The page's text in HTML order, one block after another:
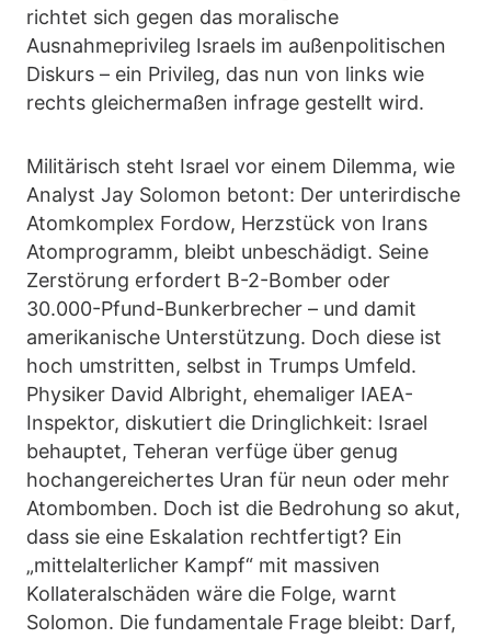
richtet sich gegen das moralische
Ausnahmeprivileg Israels im außenpolitischen
Diskurs – ein Privileg, das nun von links wie
rechts gleichermaßen infrage gestellt wird.
Militärisch steht Israel vor einem Dilemma, wie
Analyst Jay Solomon betont: Der unterirdische
Atomkomplex Fordow, Herzstück von Irans
Atomprogramm, bleibt unbeschädigt. Seine
Zerstörung erfordert B-2-Bomber oder
30.000-Pfund-Bunkerbrecher – und damit
amerikanische Unterstützung. Doch diese ist
hoch umstritten, selbst in Trumps Umfeld.
Physiker David Albright, ehemaliger IAEA-
Inspektor, diskutiert die Dringlichkeit: Israel
behauptet, Teheran verfüge über genug
hochangereichertes Uran für neun oder mehr
Atombomben. Doch ist die Bedrohung so akut,
dass sie eine Eskalation rechtfertigt? Ein
„mittelalterlicher Kampf“ mit massiven
Kollateralschäden wäre die Folge, warnt
Solomon. Die fundamentale Frage bleibt: Darf,